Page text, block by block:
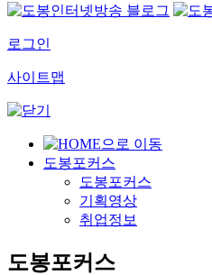
로그인
사이트맵
도봉포커스
도봉포커스
기획영상
취업정보
도봉포커스